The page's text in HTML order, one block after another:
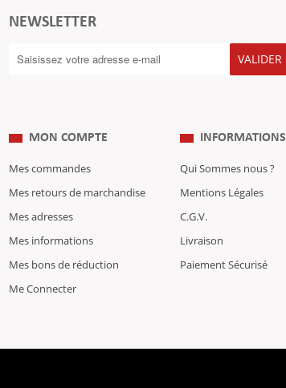
NEWSLETTER
VALIDER
MON COMPTE
Mes commandes
Mes retours de marchandise
Mes adresses
Mes informations
Mes bons de réduction
Me Connecter
INFORMATIONS
Qui Sommes nous ?
Mentions Légales
C.G.V.
Livraison
Paiement Sécurisé